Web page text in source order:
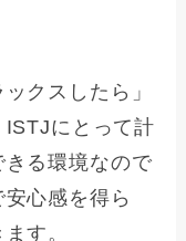
クスしたら」
ISTJにとって計
る環境なので
心感を得ら
す。